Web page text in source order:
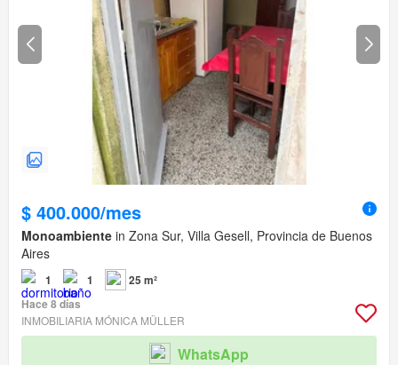
$ 400.000/mes
Monoambiente in Zona Sur, Villa Gesell, Provincia de Buenos
Aires
1 1
25 m²
Hace 8 días
INMOBILIARIA MÓNICA MÜLLER
WhatsApp